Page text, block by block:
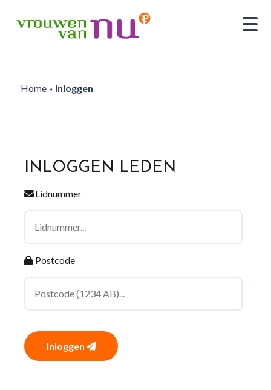
Home» Inloggen
INLOGGEN LEDEN
Lidnummer
Postcode
Inloggen